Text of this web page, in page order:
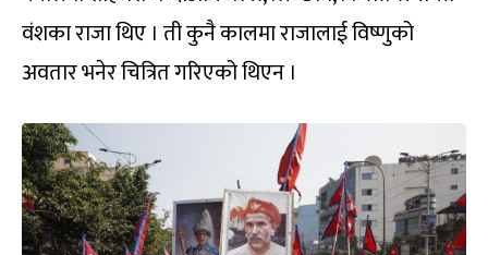
वंशका राजा थिए । ती कुनै कालमा राजालाई विष्णुको
अवतार भनेर चित्रित गरिएको थिएन ।